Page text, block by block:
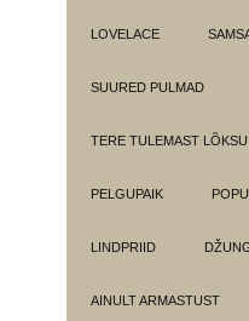
LOVELACE
SUURED PULMAD
TERE TULEMAST LÕKSU
PELGUPAIK
LINDPRIID
AINULT ARMASTUST